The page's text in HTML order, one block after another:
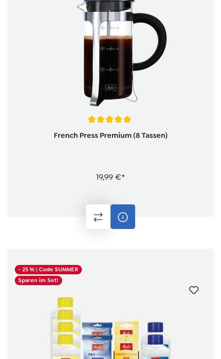
Durchschnittliche Bewertung von 5 von 5 Sternen
French Press Premium (8 Tassen)
19,99 €*
- 25 %| Code SUMMER
Sparen im Set!